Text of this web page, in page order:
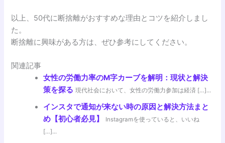
以上、50代に断捨離がおすすめな理由とコツを紹介しまし
た。
断捨離に興味がある方は、ぜひ参考にしてください。
関連記事
女性の労働力率のM字カーブを解明：現状と解決
策を探る 現代社会において、女性の労働力参加は経済 […]...
インスタで通知が来ない時の原因と解決方法まと
め【初心者必見】
Instagramを使っていると、いいね
[…]...